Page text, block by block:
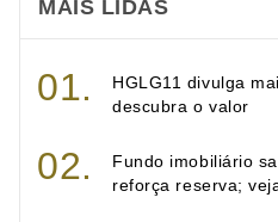
MAIS LIDAS
HGLG11 divulga
descubra o valor
Fundo imobiliário
reforça reserva;